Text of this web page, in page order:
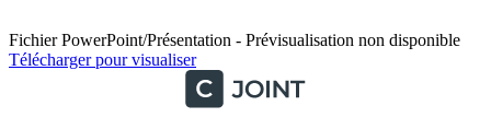
Fichier PowerPoint/Présentation - Prévisualisation non disponible
Télécharger pour visualiser